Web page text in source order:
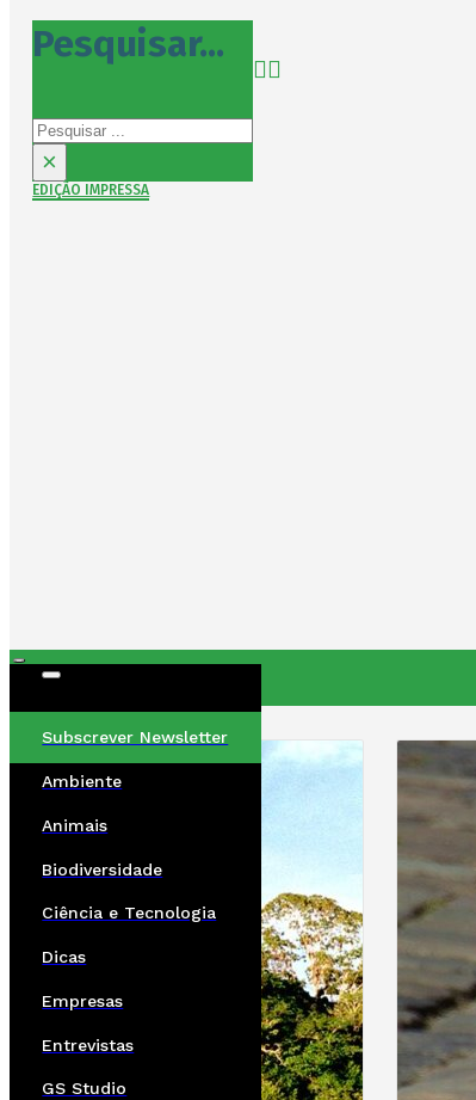
Pesquisar...
Pesquisar
×
EDIÇÃO IMPRESSA
Subscrever Newsletter
Ambiente
Animais
Biodiversidade
Ciência e Tecnologia
Dicas
Empresas
Entrevistas
GS Studio